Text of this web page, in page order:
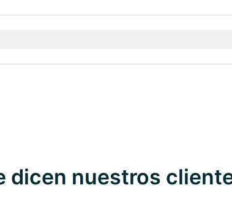
dicen nuestros